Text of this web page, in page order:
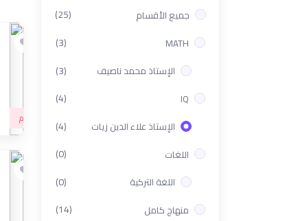
جميع الأقسام (25)
MATH
(3)
الإستاذ محمد ناصيف (3)
IQ
(4)
الإستاذ علاء الدين زيات (4)
اللغات (0)
اللغة التركية (0)
منهاج كامل (14)
متقدم